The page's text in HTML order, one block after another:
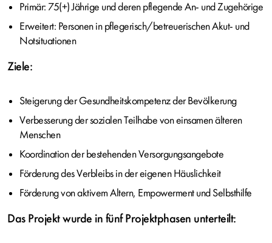
Primär: 75(+) Jährige und deren pflegende An- und Zugehörige
Erweitert: Personen in pflegerisch/betreuerischen Akut- und
Notsituationen
Ziele:
Steigerung der Gesundheitskompetenz der Bevölkerung
Verbesserung der sozialen Teilhabe von einsamen älteren
Menschen
Koordination der bestehenden Versorgungsangebote
Förderung des Verbleibs in der eigenen Häuslichkeit
Förderung von aktivem Altern, Empowerment und Selbsthilfe
Das Projekt wurde in fünf Projektphasen unterteilt: